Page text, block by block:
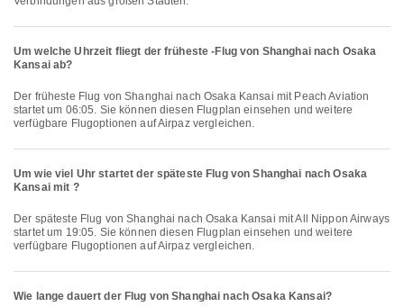
Um welche Uhrzeit fliegt der früheste -Flug von Shanghai nach Osaka
Kansai ab?
Der früheste Flug von Shanghai nach Osaka Kansai mit Peach Aviation
startet um 06:05. Sie können diesen Flugplan einsehen und weitere
verfügbare Flugoptionen auf Airpaz vergleichen.
Um wie viel Uhr startet der späteste Flug von Shanghai nach Osaka
Kansai mit ?
Der späteste Flug von Shanghai nach Osaka Kansai mit All Nippon Airways
startet um 19:05. Sie können diesen Flugplan einsehen und weitere
verfügbare Flugoptionen auf Airpaz vergleichen.
Wie lange dauert der Flug von Shanghai nach Osaka Kansai?